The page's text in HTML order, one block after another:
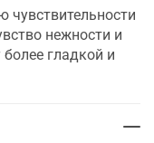
чувствительности
нежности и
гладкой и